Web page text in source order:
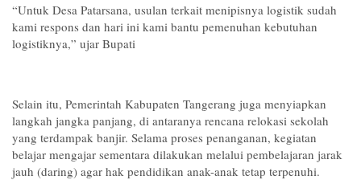
“Untuk Desa Patarsana, usulan terkait menipisnya logistik sudah
kami respons dan hari ini kami bantu pemenuhan kebutuhan
logistiknya,” ujar Bupati
Selain itu, Pemerintah Kabupaten Tangerang juga menyiapkan
langkah jangka panjang, di antaranya rencana relokasi sekolah
yang terdampak banjir. Selama proses penanganan, kegiatan
belajar mengajar sementara dilakukan melalui pembelajaran jarak
jauh (daring) agar hak pendidikan anak-anak tetap terpenuhi.